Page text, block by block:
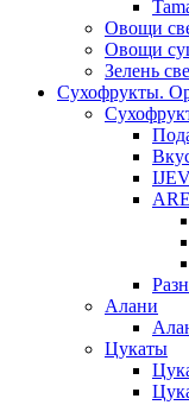
Овощи
Овощи
Зелень
Сухофрукты.
Алани
Цукаты